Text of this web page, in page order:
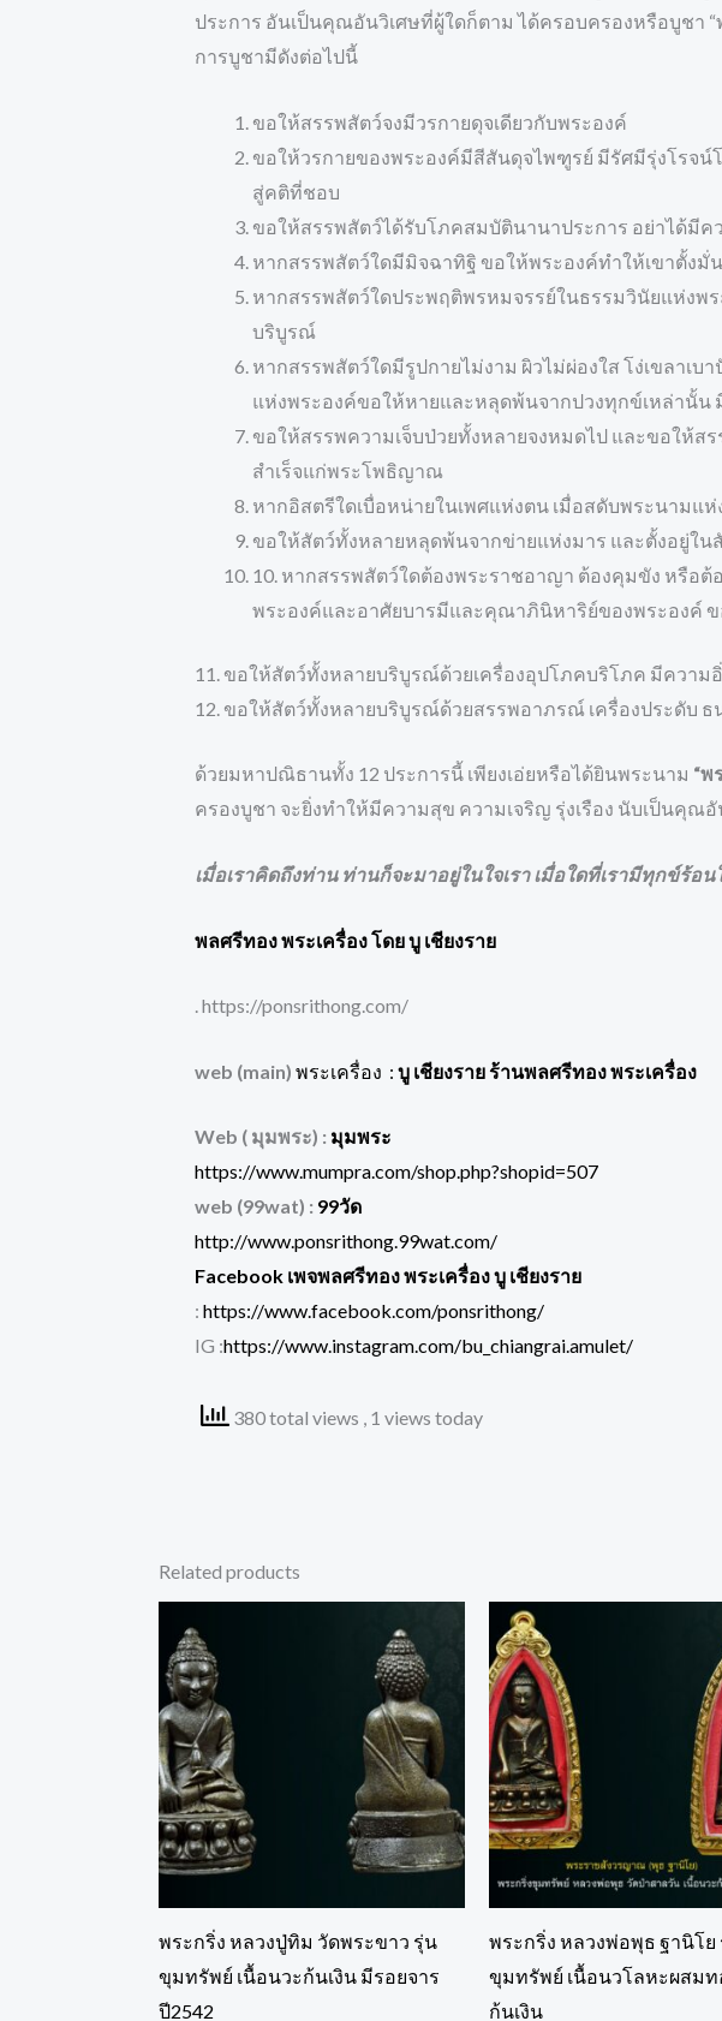
ประการ อันเป็นคุณอันวิเศษที่ผู้ใดก็ตาม ได้ครอบครองหรือบูชา
การบูชามีดังต่อไปนี้
ขอให้สรรพสัตว์จงมีวรกายดุจเดียวกับพระองค์
ขอให้วรกายของพระองค์มีสีสันดุจไพฑูรย์ มีรัศมีรุ่งโรจ
สู่คติที่ชอบ
ขอให้สรรพสัตว์ได้รับโภคสมบัตินานาประการ อย่าได้มีค
หากสรรพสัตว์ใดมีมิจฉาทิฐิ ขอให้พระองค์ทำให้เขาตั้ง
หากสรรพสัตว์ใดประพฤติพรหมจรรย์ในธรรมวินัยแห่งพ
บริบูรณ์
หากสรรพสัตว์ใดมีรูปกายไม่งาม ผิวไม่ผ่องใส โง่เขลาเ
แห่งพระองค์ขอให้หายและหลุดพ้นจากปวงทุกข์เหล่านั้น
ขอให้สรรพความเจ็บป่วยทั้งหลายจงหมดไป และขอให้ส
สำเร็จแก่พระโพธิญาณ
หากอิสตรีใดเบื่อหน่ายในเพศแห่งตน เมื่อสดับพระนามแ
ขอให้สัตว์ทั้งหลายหลุดพ้นจากข่ายแห่งมาร และตั้งอยู่ใน
10. หากสรรพสัตว์ใดต้องพระราชอาญา ต้องคุมขัง หรือ
พระองค์และอาศัยบารมีและคุณาภินิหาริย์ของพระองค์
11. ขอให้สัตว์ทั้งหลายบริบูรณ์ด้วยเครื่องอุปโภคบริโภค มีควา
12. ขอให้สัตว์ทั้งหลายบริบูรณ์ด้วยสรรพอาภรณ์ เครื่องประดับ
ด้วยมหาปณิธานทั้ง 12 ประการนี้ เพียงเอ่ยหรือได้ยินพระนาม “พ
ครองบูชา จะยิ่งทำให้มีความสุข ความเจริญ รุ่งเรือง นับเป็นคุณ
เมื่อเราคิดถึงท่าน ท่านก็จะมาอยู่ในใจเรา เมื่อใดที่เรามีทุกข์ร้อ
พลศรีทอง พระเครื่อง โดย บู เชียงราย
. https://ponsrithong.com/
web (main) พระเครื่อง : บู เชียงราย ร้านพลศรีทอง พระเครื่อง
Web ( มุมพระ) : มุมพระ
https://www.mumpra.com/shop.php?shopid=507
web (99wat) : 99วัด
http://www.ponsrithong.99wat.com/
Facebook เพจพลศรีทอง พระเครื่อง บู เชียงราย
: https://www.facebook.com/ponsrithong/
IG :https://www.instagram.com/bu_chiangrai.amulet/
380 total views , 1 views today
Related products
พระกริ่ง หลวงปู่ทิม วัดพระขาว รุ่น
ขุมทรัพย์ เนื้อนวะก้นเงิน มีรอยจาร
ปี2542
พระกริ่ง หลวงพ่อพุธ ฐานิโย
ขุมทรัพย์ เนื้อนวโลหะผสม
ก้นเงิน